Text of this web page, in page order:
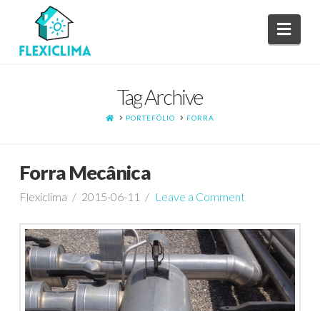
Tag Archive
HOMEPORTEFÓLIO FORRA
Forra Mecânica
Flexiclima 2015-06-11 Leave a Comment